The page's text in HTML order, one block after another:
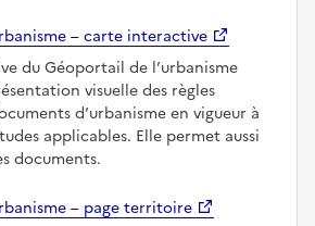
– carte interactive
du Géoportail de l’urbanisme
visuelle des règles
d’urbanisme en vigueur à
applicables. Elle permet aussi
documents.
– page territoire